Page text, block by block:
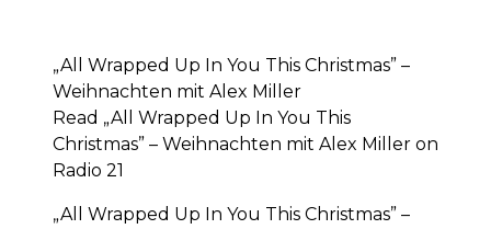
„All Wrapped Up In You This Christmas” –
Weihnachten mit Alex Miller
Read „All Wrapped Up In You This
Christmas” – Weihnachten mit Alex Miller on
Radio 21
„All Wrapped Up In You This Christmas” –